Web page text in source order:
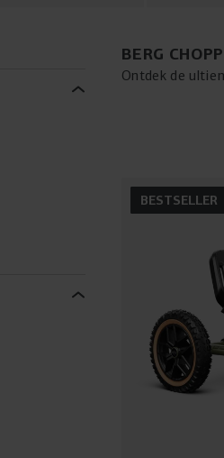
BERG
Ontdek de
ervaring
skelteren op
BESTSELLER